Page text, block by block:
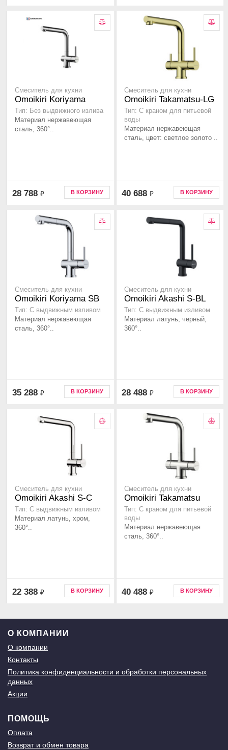
Смеситель для кухни
Omoikiri Koriyama
Тип: Без выдвижного излива
Материал нержавеющая
сталь, 360°..
28 788 ₽ В КОРЗИНУ
Смеситель для кухни
Omoikiri Takamatsu-LG
Тип: С краном для питьевой
воды
Материал нержавеющая
сталь, цвет: светлое золото ..
40 688 ₽ В КОРЗИНУ
Смеситель для кухни
Omoikiri Koriyama SB
Тип: C выдвижным изливом
Материал нержавеющая
сталь, 360°..
35 288 ₽ В КОРЗИНУ
Смеситель для кухни
Omoikiri Akashi S-BL
Тип: С выдвижным изливом
Материал латунь, черный,
360°..
28 488 ₽ В КОРЗИНУ
Смеситель для кухни
Omoikiri Akashi S-C
Тип: С выдвижным изливом
Материал латунь, хром,
360°..
22 388 ₽ В КОРЗИНУ
Смеситель для кухни
Omoikiri Takamatsu
Тип: С краном для питьевой
воды
Материал нержавеющая
сталь, 360°..
40 488 ₽ В КОРЗИНУ
О КОМПАНИИ
О компании
Контакты
Политика конфиденциальности и обработки персональных
данных
Акции
ПОМОЩЬ
Оплата
Возврат и обмен товара